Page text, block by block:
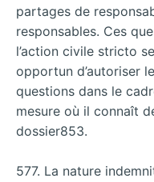
partages de
responsables. Ces
l’action civile stricto
opportun d’autoriser
questions dans le
mesure où il connaît
dossier853.
577. La nature